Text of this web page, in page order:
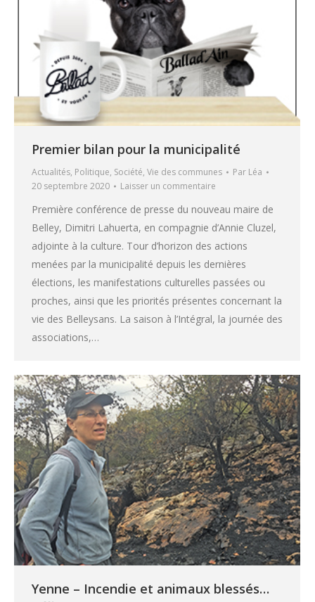
Premier bilan pour la municipalité
Actualités, Politique, Société, Vie des communes Par Léa
20 septembre 2020
Laisser un commentaire
Première conférence de presse du nouveau maire de
Belley, Dimitri Lahuerta, en compagnie d’Annie Cluzel,
adjointe à la culture. Tour d’horizon des actions
menées par la municipalité depuis les dernières
élections, les manifestations culturelles passées ou
proches, ainsi que les priorités présentes concernant la
vie des Belleysans. La saison à l’Intégral, la journée des
associations,…
Yenne – Incendie et animaux blessés…